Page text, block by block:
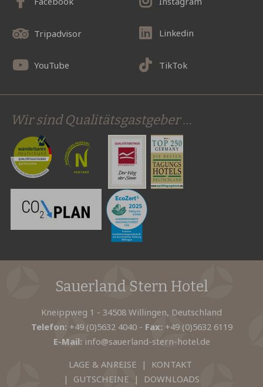
Tripadvisor Linkedin
YouTube TikTok
Wir sind Qualitätsgastgeber …
Sauerland Stern Hotel
Kneippweg 1 - 34508 Willingen, Deutschland
Telefon: +49 (0)5632 4040- Fax: +49 (0)5632 6119
E-Mail: info@sauerland-stern-hotel.de
LAGE & ANREISE | KONTAKT
| GUTSCHEINE | DOWNLOADS